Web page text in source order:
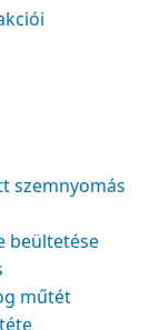
szemnyomás
beültetése
műtét